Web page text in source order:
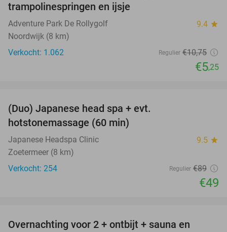
trampolinespringen en ijsje
Adventure Park De Rollygolf 9.4 star
Noordwijk (8 km)
Verkocht: 1.062
Regulier €10,75
€5,25
(Duo) Japanese head spa + evt.
hotstonemassage (60 min)
Japanese Headspa Clinic 9.5 star
Zoetermeer (8 km)
Verkocht: 254
Regulier €89
€49
Overnachting voor 2 + ontbijt + sauna en